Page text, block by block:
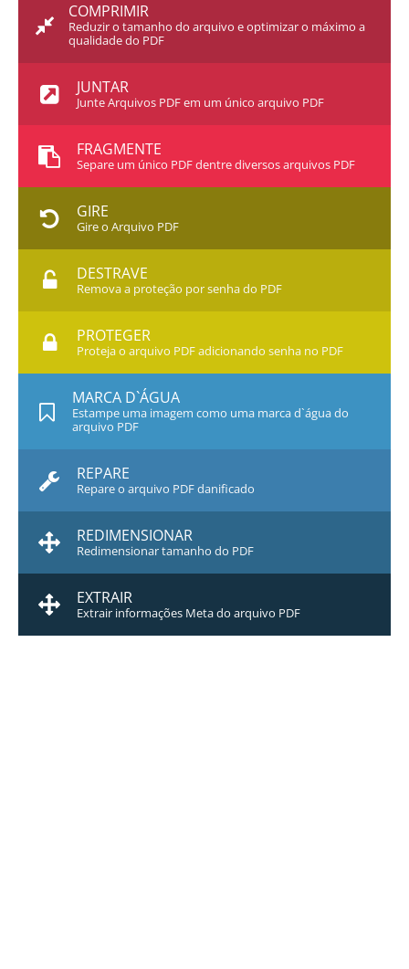
COMPRIMIR
Reduzir o tamanho do arquivo e optimizar o máximo a
qualidade do PDF
JUNTAR
Junte Arquivos PDF em um único arquivo PDF
FRAGMENTE
Separe um único PDF dentre diversos arquivos PDF
GIRE
Gire o Arquivo PDF
DESTRAVE
Remova a proteção por senha do PDF
PROTEGER
Proteja o arquivo PDF adicionando senha no PDF
MARCA D`ÁGUA
Estampe uma imagem como uma marca d`água do
arquivo PDF
REPARE
Repare o arquivo PDF danificado
REDIMENSIONAR
Redimensionar tamanho do PDF
EXTRAIR
Extrair informações Meta do arquivo PDF